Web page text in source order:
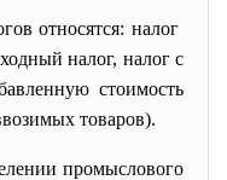
относятся: налог
налог, налог с
стоимость
товаров).
промыслового